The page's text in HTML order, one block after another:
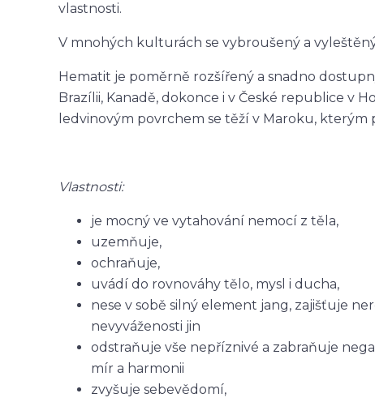
vlastnosti.
V mnohých kulturách se vybroušený a
Hematit je poměrně rozšířený a snadno
Brazílii, Kanadě, dokonce i v České republice v
ledvinovým povrchem se těží v Maroku,
Vlastnosti:
je mocný ve vytahování nemocí z těla,
uzemňuje,
ochraňuje,
uvádí do rovnováhy tělo, mysl i ducha,
nese v sobě silný element jang, zajišťuje
nevyváženosti jin
odstraňuje vše nepříznivé a zabraňuje
mír a harmonii
zvyšuje sebevědomí,